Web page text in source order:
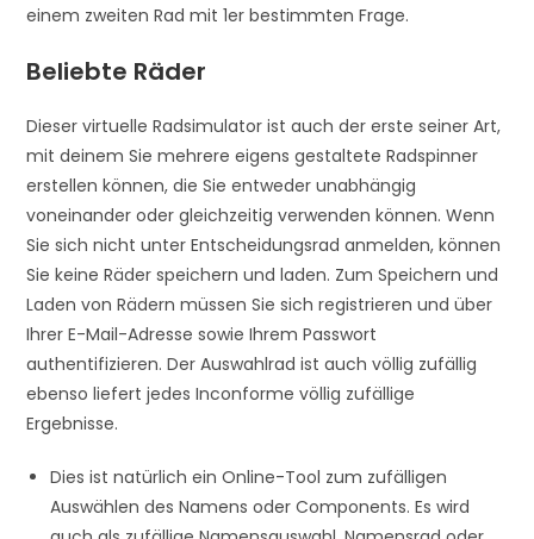
einem zweiten Rad mit 1er bestimmten Frage.
Beliebte Räder
Dieser virtuelle Radsimulator ist auch der erste seiner Art,
mit deinem Sie mehrere eigens gestaltete Radspinner
erstellen können, die Sie entweder unabhängig
voneinander oder gleichzeitig verwenden können. Wenn
Sie sich nicht unter Entscheidungsrad anmelden, können
Sie keine Räder speichern und laden. Zum Speichern und
Laden von Rädern müssen Sie sich registrieren und über
Ihrer E-Mail-Adresse sowie Ihrem Passwort
authentifizieren. Der Auswahlrad ist auch völlig zufällig
ebenso liefert jedes Inconforme völlig zufällige
Ergebnisse.
Dies ist natürlich ein Online-Tool zum zufälligen
Auswählen des Namens oder Components. Es wird